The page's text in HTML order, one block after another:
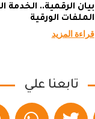
بيان الرقمية.. الخدمة
الملفات الورقية
قراءة المزيد
تابعنا علي